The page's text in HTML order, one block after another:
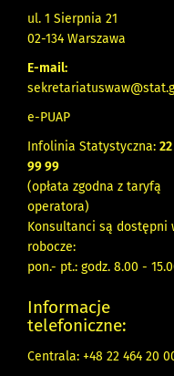
ul. 1 Sierpnia 21
02-134 Warszawa
E-mail:
e-PUAP
Infolinia Statystyczna:
99 99
(opłata zgodna z taryfą
operatora)
Konsultanci są dostępni
robocze:
pon.- pt.: godz. 8.00 -
Informacje
telefoniczne:
Centrala: +48 22 464 20